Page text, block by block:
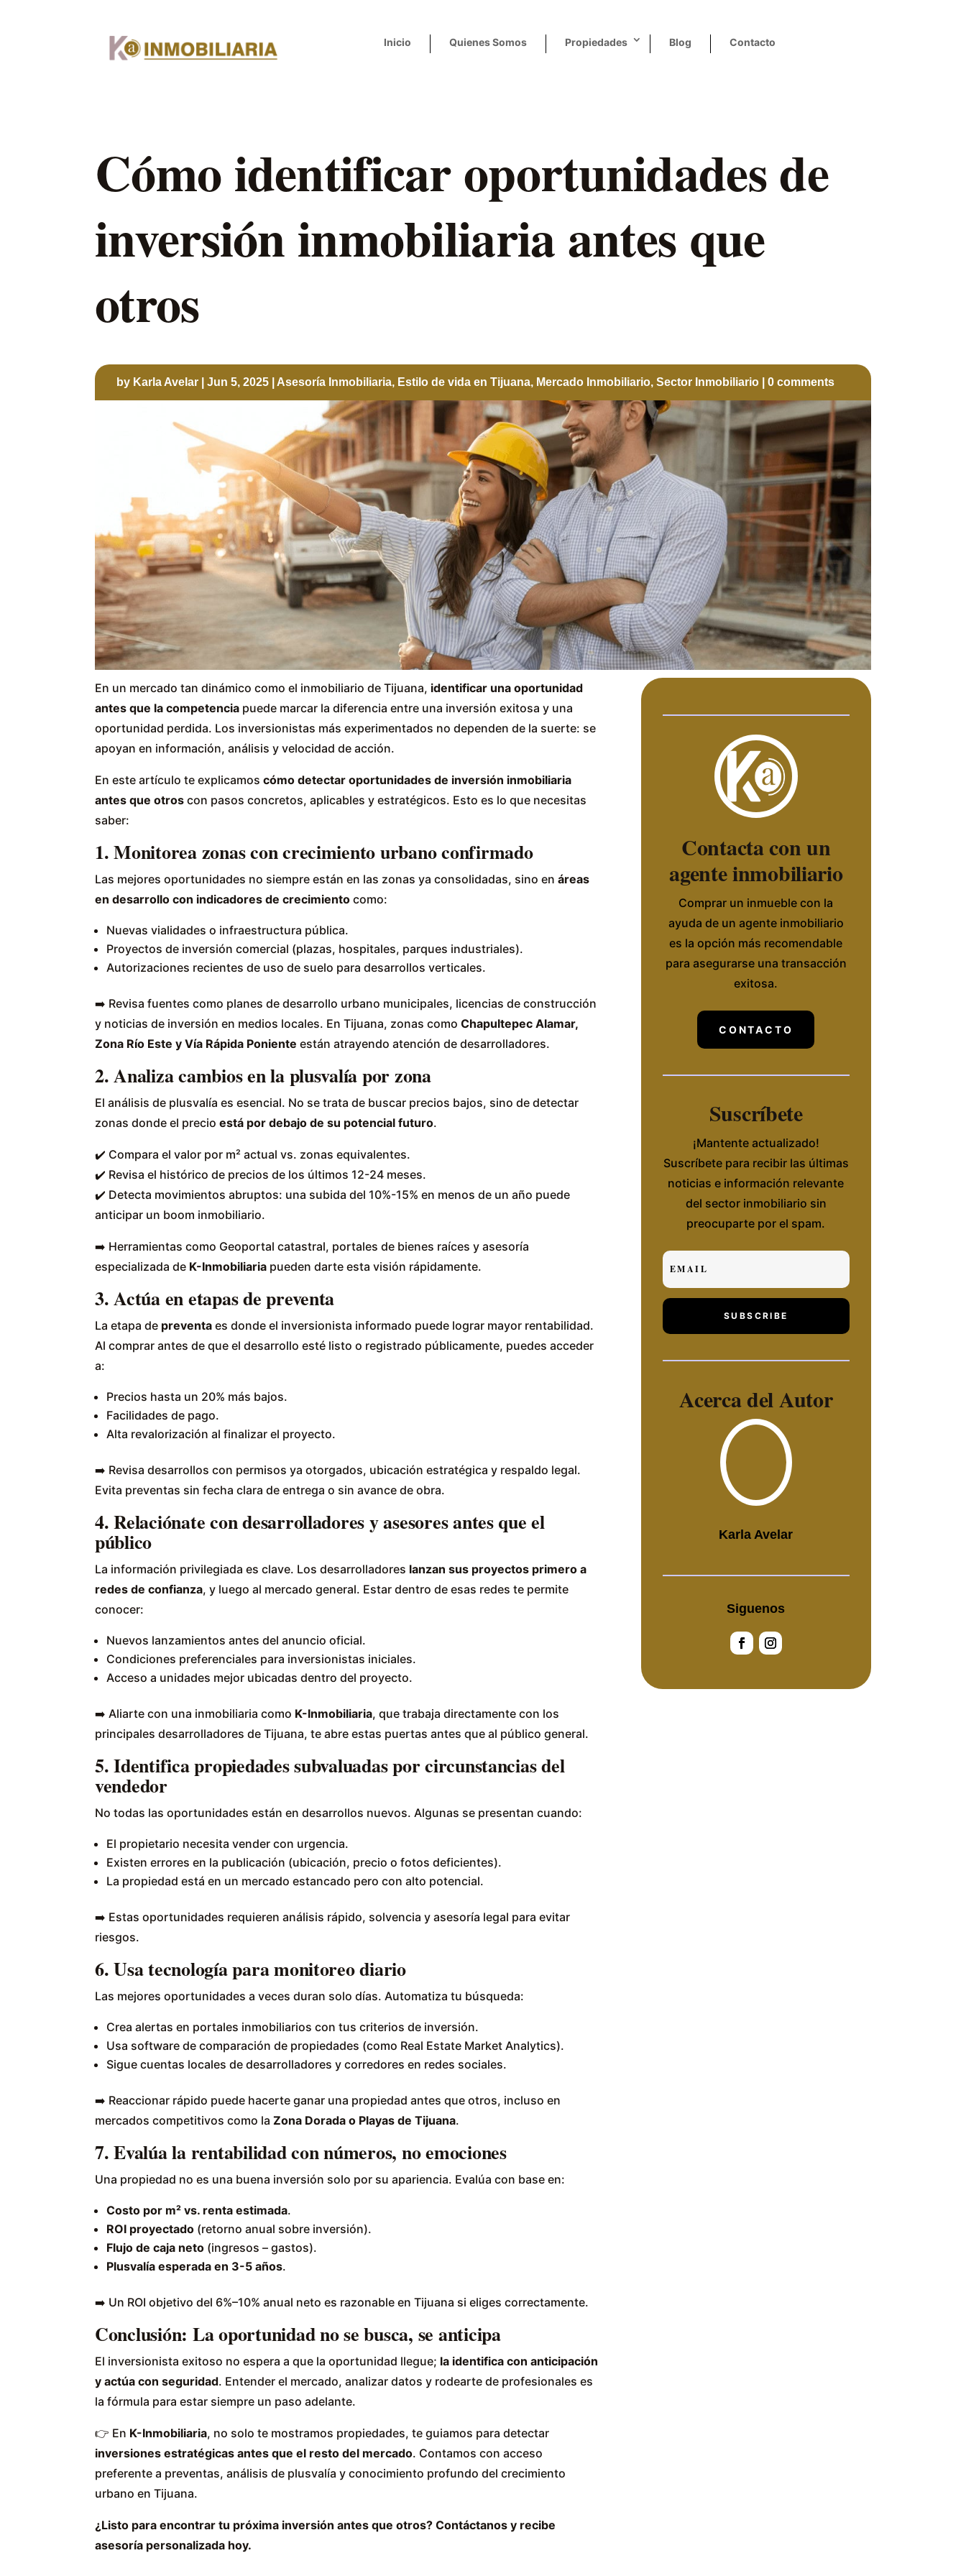
Inicio Quienes Somos Propiedades Blog Contacto
Cómo identificar oportunidades de
inversión inmobiliaria antes que
otros
by Karla Avelar Jun 5, 2025 Asesoría Inmobiliaria, Estilo de vida en Tijuana, Mercado Inmobiliario, Sector Inmobiliario 0 comments
En un mercado tan dinámico como el inmobiliario de Tijuana, identificar una oportunidad
antes que la competencia puede marcar la diferencia entre una inversión exitosa y una
oportunidad perdida. Los inversionistas más experimentados no dependen de la suerte: se
apoyan en información, análisis y velocidad de acción.
En este artículo te explicamos cómo detectar oportunidades de inversión inmobiliaria
antes que otros con pasos concretos, aplicables y estratégicos. Esto es lo que necesitas
saber:
1. Monitorea zonas con crecimiento urbano confirmado
Las mejores oportunidades no siempre están en las zonas ya consolidadas, sino en áreas
en desarrollo con indicadores de crecimiento como:
Nuevas vialidades o infraestructura pública.
Proyectos de inversión comercial (plazas, hospitales, parques industriales).
Autorizaciones recientes de uso de suelo para desarrollos verticales.
➡️ Revisa fuentes como planes de desarrollo urbano municipales, licencias de construcción
y noticias de inversión en medios locales. En Tijuana, zonas como Chapultepec Alamar,
Zona Río Este y Vía Rápida Poniente están atrayendo atención de desarrolladores.
2. Analiza cambios en la plusvalía por zona
El análisis de plusvalía es esencial. No se trata de buscar precios bajos, sino de detectar
zonas donde el precio está por debajo de su potencial futuro.
✔️ Compara el valor por m² actual vs. zonas equivalentes.
✔️ Revisa el histórico de precios de los últimos 12-24 meses.
✔️ Detecta movimientos abruptos: una subida del 10%-15% en menos de un año puede
anticipar un boom inmobiliario.
➡️ Herramientas como Geoportal catastral, portales de bienes raíces y asesoría
especializada de K-Inmobiliaria pueden darte esta visión rápidamente.
3. Actúa en etapas de preventa
La etapa de preventa es donde el inversionista informado puede lograr mayor rentabilidad.
Al comprar antes de que el desarrollo esté listo o registrado públicamente, puedes acceder
a:
Precios hasta un 20% más bajos.
Facilidades de pago.
Alta revalorización al finalizar el proyecto.
➡️ Revisa desarrollos con permisos ya otorgados, ubicación estratégica y respaldo legal.
Evita preventas sin fecha clara de entrega o sin avance de obra.
4. Relaciónate con desarrolladores y asesores antes que el
público
La información privilegiada es clave. Los desarrolladores lanzan sus proyectos primero a
redes de confianza, y luego al mercado general. Estar dentro de esas redes te permite
conocer:
Nuevos lanzamientos antes del anuncio oficial.
Condiciones preferenciales para inversionistas iniciales.
Acceso a unidades mejor ubicadas dentro del proyecto.
➡️ Aliarte con una inmobiliaria como K-Inmobiliaria, que trabaja directamente con los
principales desarrolladores de Tijuana, te abre estas puertas antes que al público general.
5. Identifica propiedades subvaluadas por circunstancias del
vendedor
No todas las oportunidades están en desarrollos nuevos. Algunas se presentan cuando:
El propietario necesita vender con urgencia.
Existen errores en la publicación (ubicación, precio o fotos deficientes).
La propiedad está en un mercado estancado pero con alto potencial.
➡️ Estas oportunidades requieren análisis rápido, solvencia y asesoría legal para evitar
riesgos.
6. Usa tecnología para monitoreo diario
Las mejores oportunidades a veces duran solo días. Automatiza tu búsqueda:
Crea alertas en portales inmobiliarios con tus criterios de inversión.
Usa software de comparación de propiedades (como Real Estate Market Analytics).
Sigue cuentas locales de desarrolladores y corredores en redes sociales.
➡️ Reaccionar rápido puede hacerte ganar una propiedad antes que otros, incluso en
mercados competitivos como la Zona Dorada o Playas de Tijuana.
7. Evalúa la rentabilidad con números, no emociones
Una propiedad no es una buena inversión solo por su apariencia. Evalúa con base en:
Costo por m² vs. renta estimada.
ROI proyectado (retorno anual sobre inversión).
Flujo de caja neto (ingresos – gastos).
Plusvalía esperada en 3-5 años.
➡️ Un ROI objetivo del 6%–10% anual neto es razonable en Tijuana si eliges correctamente.
Conclusión: La oportunidad no se busca, se anticipa
El inversionista exitoso no espera a que la oportunidad llegue; la identifica con anticipación
y actúa con seguridad. Entender el mercado, analizar datos y rodearte de profesionales es
la fórmula para estar siempre un paso adelante.
👉 En K-Inmobiliaria, no solo te mostramos propiedades, te guiamos para detectar
inversiones estratégicas antes que el resto del mercado. Contamos con acceso
preferente a preventas, análisis de plusvalía y conocimiento profundo del crecimiento
urbano en Tijuana.
¿Listo para encontrar tu próxima inversión antes que otros? Contáctanos y recibe
asesoría personalizada hoy.
Contacta con un
agente inmobiliario
Comprar un inmueble con la
ayuda de un agente inmobiliario
es la opción más recomendable
para asegurarse una transacción
exitosa.
CONTACTO
Suscríbete
¡Mantente actualizado!
Suscríbete para recibir las últimas
noticias e información relevante
del sector inmobiliario sin
preocuparte por el spam.
SUBSCRIBE
Acerca del Autor
Karla Avelar
Siguenos